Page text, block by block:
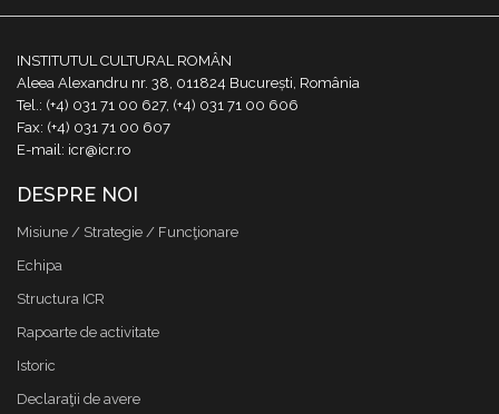
INSTITUTUL CULTURAL ROMÂN
Aleea Alexandru nr. 38, 011824 București, România
Tel.: (+4) 031 71 00 627, (+4) 031 71 00 606
Fax: (+4) 031 71 00 607
E-mail: icr@icr.ro
DESPRE NOI
Misiune / Strategie / Funcţionare
Echipa
Structura ICR
Rapoarte de activitate
Istoric
Declaraţii de avere